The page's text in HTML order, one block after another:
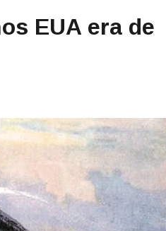
EUA era de